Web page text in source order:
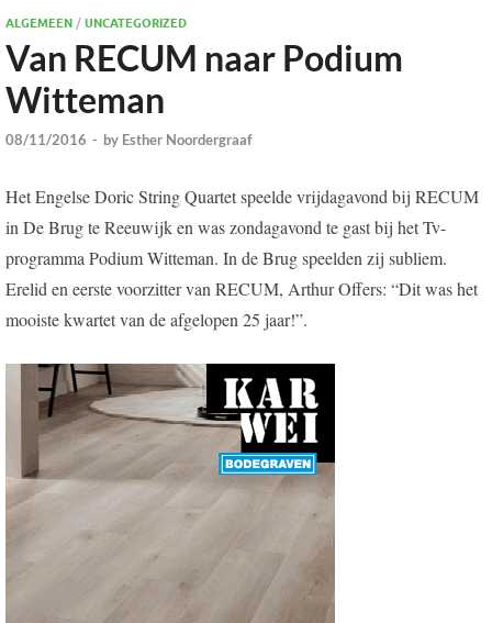
ALGEMEEN/UNCATEGORIZED
Van RECUM naar Podium
Witteman
08/11/2016 - by Esther Noordergraaf
Het Engelse Doric String Quartet speelde vrijdagavond bij RECUM
in De Brug te Reeuwijk en was zondagavond te gast bij het Tv-
programma Podium Witteman. In de Brug speelden zij subliem.
Erelid en eerste voorzitter van RECUM, Arthur Offers: “Dit was het
mooiste kwartet van de afgelopen 25 jaar!”.